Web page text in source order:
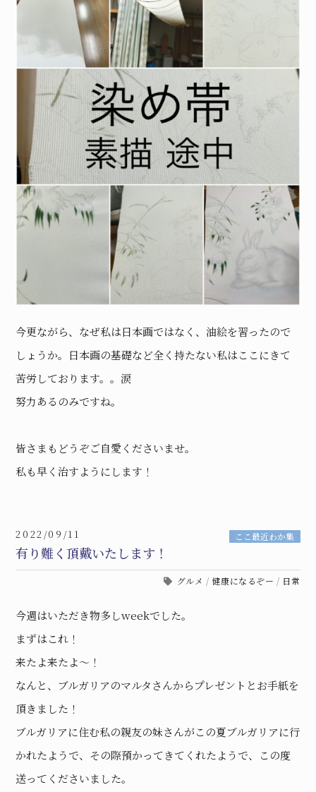
今更ながら、なぜ私は日本画ではなく、油絵を習ったので
しょうか。日本画の基礎など全く持たない私はここにきて
苦労しております。。涙
努力あるのみですね。
皆さまもどうぞご自愛くださいませ。
私も早く治すようにします！
2022/09/11 ここ最近わか集
有り難く頂戴いたします！
グルメ / 健康になるぞー / 日常
今週はいただき物多しweekでした。
まずはこれ！
来たよ来たよ〜！
なんと、ブルガリアのマルタさんからプレゼントとお手紙を
頂きました！
ブルガリアに住む私の親友の妹さんがこの夏ブルガリアに行
かれたようで、その際預かってきてくれたようで、この度
送ってくださいました。